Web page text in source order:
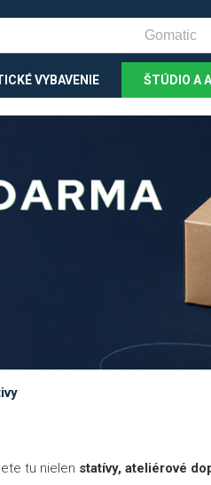
VYBAVENIE ŠTÚDIO A
tu nielen statívy, ateliérové